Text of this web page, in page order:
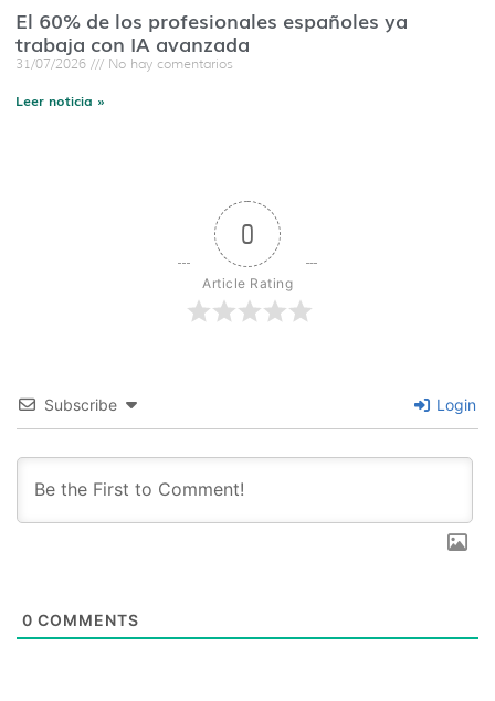
El 60% de los profesionales españoles ya
trabaja con IA avanzada
31/07/2026 No hay comentarios
Leer noticia »
0
Article Rating
Subscribe Login
0 COMMENTS